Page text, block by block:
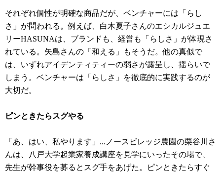
それぞれ個性が明確な商品だが、ベンチャーには「らし
さ」が問われる。例えば、白木夏子さんのエシカルジュエ
リーHASUNAは、ブランドも、経営も「らしさ」が体現さ
れている。矢島さんの「和える」もそうだ。他の真似で
は、いずれアイデンティティーの弱さが露呈し、揺らいで
しまう。ベンチャーは「らしさ」を徹底的に実践するのが
大切だ。
ピンときたらスグやる
「あ、はい、私やります」...ノースビレッジ農園の栗谷川さ
んは、八戸大学起業家養成講座を見学にいったその場で、
先生が幹事役を募るとスグ手をあげた。ピンときたらすぐ